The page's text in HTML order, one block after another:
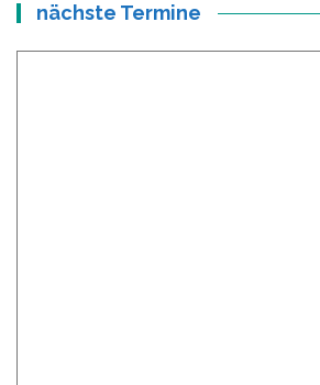
nächste Termine